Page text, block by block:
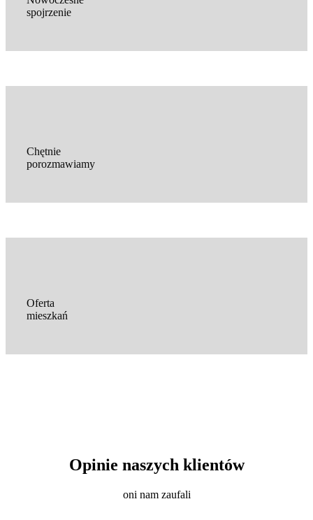
spojrzenie
Chętnie
porozmawiamy
Oferta
mieszkań
Opinie naszych klientów
oni nam zaufali